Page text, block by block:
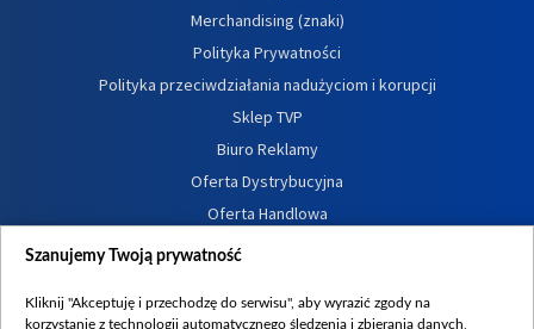
Merchandising (znaki)
Polityka Prywatności
Polityka przeciwdziałania nadużyciom i korupcji
Sklep TVP
Biuro Reklamy
Oferta Dystrybucyjna
Oferta Handlowa
Dostępność
Procedura zgłoszeń wewnętrznych
Szanujemy Twoją prywatność
Kliknij "Akceptuję i przechodzę do serwisu", aby wyrazić zgody na
korzystanie z technologii automatycznego śledzenia i zbierania danych,